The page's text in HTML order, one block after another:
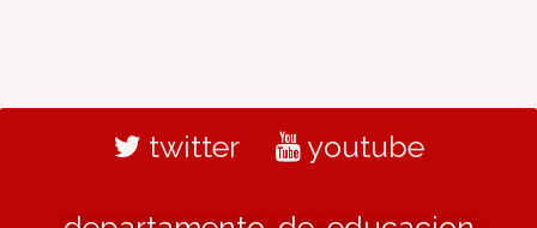
twitter youtube